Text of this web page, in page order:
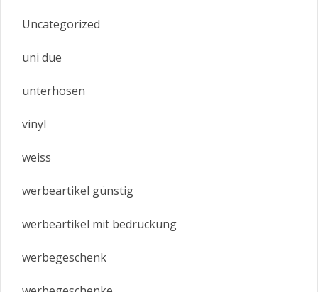
Uncategorized
uni due
unterhosen
vinyl
weiss
werbeartikel günstig
werbeartikel mit bedruckung
werbegeschenk